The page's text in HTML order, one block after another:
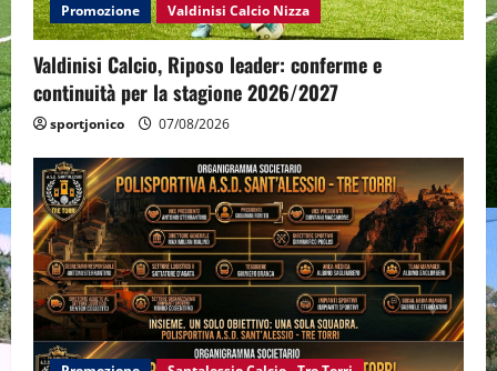
Promozione Valdinisi Calcio Nizza
Valdinisi Calcio, Riposo leader: conferme e
continuità per la stagione 2026/2027
sportjonico 07/08/2026